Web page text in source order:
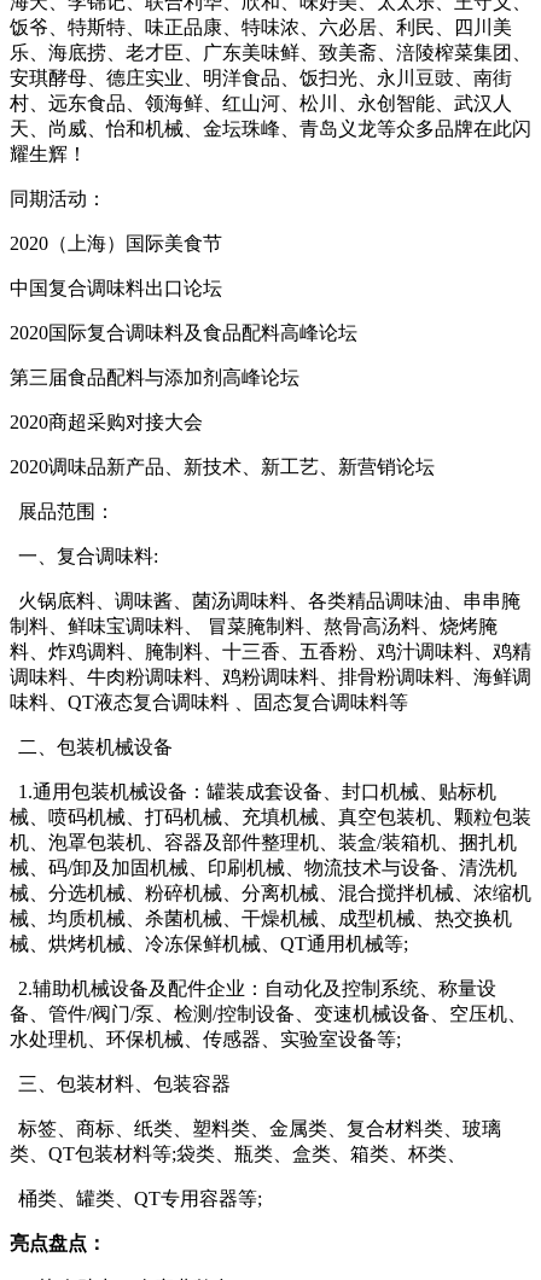
饭爷、特斯特、味正品康、特味浓、六必居、利民、四川美
乐、海底捞、老才臣、广东美味鲜、致美斋、涪陵榨菜集团、
安琪酵母、德庄实业、明洋食品、饭扫光、永川豆豉、南街
村、远东食品、领海鲜、红山河、松川、永创智能、武汉人
天、尚威、怡和机械、金坛珠峰、青岛义龙等众多品牌在此闪
耀生辉！
同期活动：
2020（上海）国际美食节
中国复合调味料出口论坛
2020国际复合调味料及食品配料高峰论坛
第三届食品配料与添加剂高峰论坛
2020商超采购对接大会
2020调味品新产品、新技术、新工艺、新营销论坛
展品范围：
一、复合调味料:
火锅底料、调味酱、菌汤调味料、各类精品调味油、串串腌
制料、鲜味宝调味料、 冒菜腌制料、熬骨高汤料、烧烤腌
料、炸鸡调料、腌制料、十三香、五香粉、鸡汁调味料、鸡精
调味料、牛肉粉调味料、鸡粉调味料、排骨粉调味料、海鲜调
味料、QT液态复合调味料 、固态复合调味料等
二、包装机械设备
1.通用包装机械设备：罐装成套设备、封口机械、贴标机
械、喷码机械、打码机械、充填机械、真空包装机、颗粒包装
机、泡罩包装机、容器及部件整理机、装盒/装箱机、捆扎机
械、码/卸及加固机械、印刷机械、物流技术与设备、清洗机
械、分选机械、粉碎机械、分离机械、混合搅拌机械、浓缩机
械、均质机械、杀菌机械、干燥机械、成型机械、热交换机
械、烘烤机械、冷冻保鲜机械、QT通用机械等;
2.辅助机械设备及配件企业：自动化及控制系统、称量设
备、管件/阀门/泵、检测/控制设备、变速机械设备、空压机、
水处理机、环保机械、传感器、实验室设备等;
三、包装材料、包装容器
标签、商标、纸类、塑料类、金属类、复合材料类、玻璃
类、QT包装材料等;袋类、瓶类、盒类、箱类、杯类、
桶类、罐类、QT专用容器等;
亮点盘点：